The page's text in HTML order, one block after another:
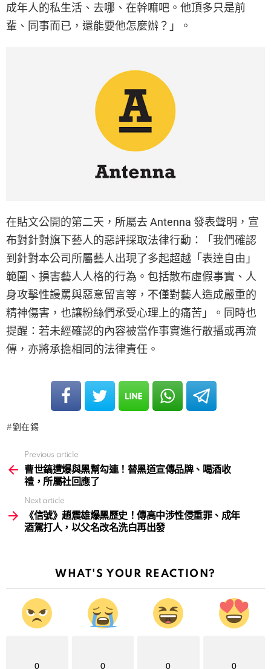
成年人的私生活、去哪、在幹嘛吧。他頂多只是前
輩、同事而已，還能要他怎麼辦？」。
在貼文公開的第二天，所屬去 Antenna 發表聲明，宣
布對針對旗下藝人的惡評採取法律行動：「我們確認
到針對本公司所屬藝人出現了多起超越「表達自由」
範圍、損害藝人人格的行為。包括散布虛假事實、人
身攻擊性謾罵與惡意留言等，不僅對藝人造成嚴重的
精神傷害，也讓粉絲們承受心理上的痛苦」。同時也
提醒：若未經確認的內容被當作事實進行散播或再流
傳，亦將承擔相同的法律責任。
劉在錫
more
Previous article
曹世鎬遭爆與黑幫勾連！替黑道宣傳品牌、喝酒收
禮，所屬社回應了
Next article
《信號》趙震雄爆黑歷史！傳高中涉性侵重罪、成年
酒駕打人，以父名改名洗白再出發
WHAT'S YOUR REACTION?
0 0 0 0